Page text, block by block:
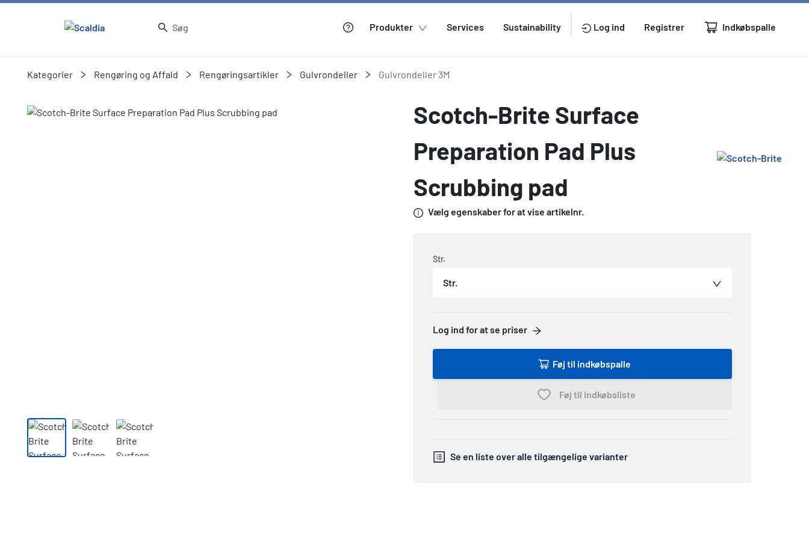
Produkter Services Sustainability Log ind Registrer Indkøbspalle
Kategorier Rengøring og Affald Rengøringsartikler Gulvrondeller Gulvrondeller 3M
Slide 1 of 3
Scotch-Brite Surface
Preparation Pad Plus
Scrubbing pad
Vælg egenskaber for at vise artikelnr.
Str.
Str.
Log ind for at se priser
Føj til indkøbspalle
Føj til indkøbsliste
Se en liste over alle tilgængelige varianter